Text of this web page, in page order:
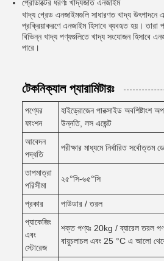
প্রোডাক্টের ধরণঃ খাদ্যজাত এনজাইম
খাদ্য গ্রেড এনজাইমগুলি সাধারণত খাদ্য উৎপাদনে
প্রক্রিয়াকরণে এনজাইম হিসাবে ব্যবহৃত হয়। তারা
বিভিন্ন খাদ্য পণ্যগুলিতে খাদ্য সংযোজন হিসাবে
পারে।
টেকনিক্যাল প্যারামিটারঃ
পণ্যের
ফাংশন
হাইড্রোজেন পারক্সাইড অবশিষ্টাংশ
উন্নতি, লস এজেন্ট
আবেদন
পদ্ধতি
পরীক্ষার মাধ্যমে নির্ধারিত সর্বোত্তম
তাপমাত্রা
পরিসীমা
২৫°সি-৬৫°সি
প্রকার
পাউডার / তরল
প্যাকেজিং
এবং
স্টোরেজ
শক্ত পণ্যঃ 20kg / ব্যারেল তরল
বায়ুচলাচল এবং 25 °C এ আলো